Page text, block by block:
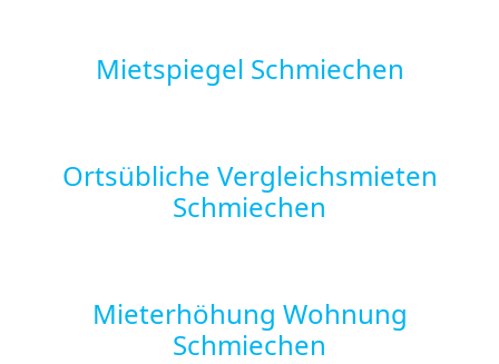
Mietspiegel Schmiechen
Ortsübliche Vergleichsmieten
Schmiechen
Mieterhöhung Wohnung
Schmiechen